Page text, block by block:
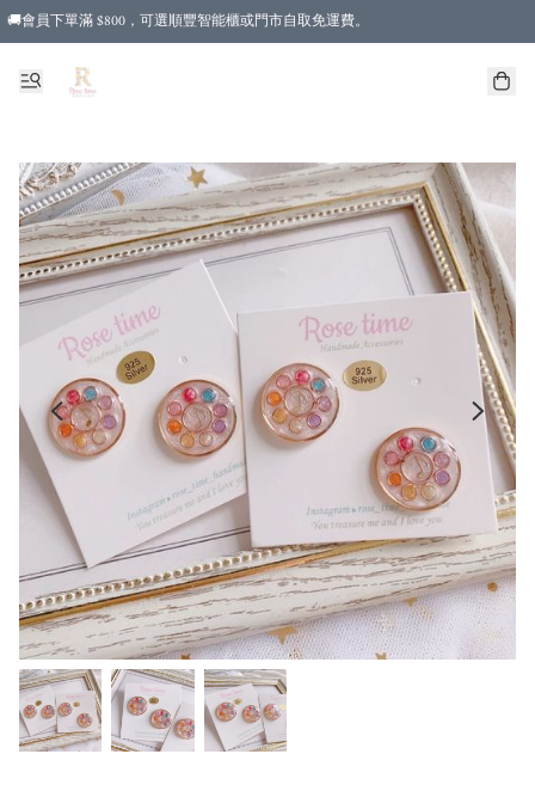
🚚會員下單滿 $800，可選順豐智能櫃或門市自取免運費。